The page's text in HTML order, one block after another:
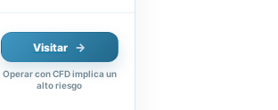
Visitar
Operar con CFD implica un
alto riesgo